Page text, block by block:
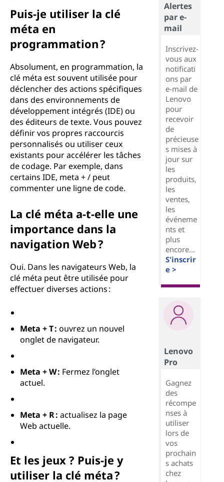
Puis-je utiliser la clé
méta en
programmation ?
Absolument, en programmation, la
clé méta est souvent utilisée pour
déclencher des actions spécifiques
dans des environnements de
développement intégrés (IDE) ou
des éditeurs de texte. Vous pouvez
définir vos propres raccourcis
personnalisés ou utiliser ceux
existants pour accélérer les tâches
de codage. Par exemple, dans
certains IDE, meta + / peut
commenter une ligne de code.
La clé méta a-t-elle une
importance dans la
navigation Web ?
Oui. Dans les navigateurs Web, la
clé méta peut être utilisée pour
effectuer diverses actions :
Meta + T : ouvrez un nouvel
onglet de navigateur.
Meta + W : Fermez l’onglet
actuel.
Meta + R : actualisez la page
Web actuelle.
Et les jeux ? Puis-je y
utiliser la clé méta ?
Alertes
par e-
mail
Inscrivez-
vous aux
notificati
ons par
e-mail de
Lenovo
pour
recevoir
de
précieuse
s mises à
jour sur
les
produits,
les
ventes,
les
événeme
nts et
plus
encore...
S'inscrir
e >
Lenovo
Pro
Gagnez
des
récompe
nses à
utiliser
lors de
vos
prochain
s achats
chez